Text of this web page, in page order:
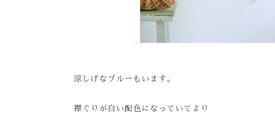
涼しげなブルーもいます。
襟ぐりが白い配色になっていてより